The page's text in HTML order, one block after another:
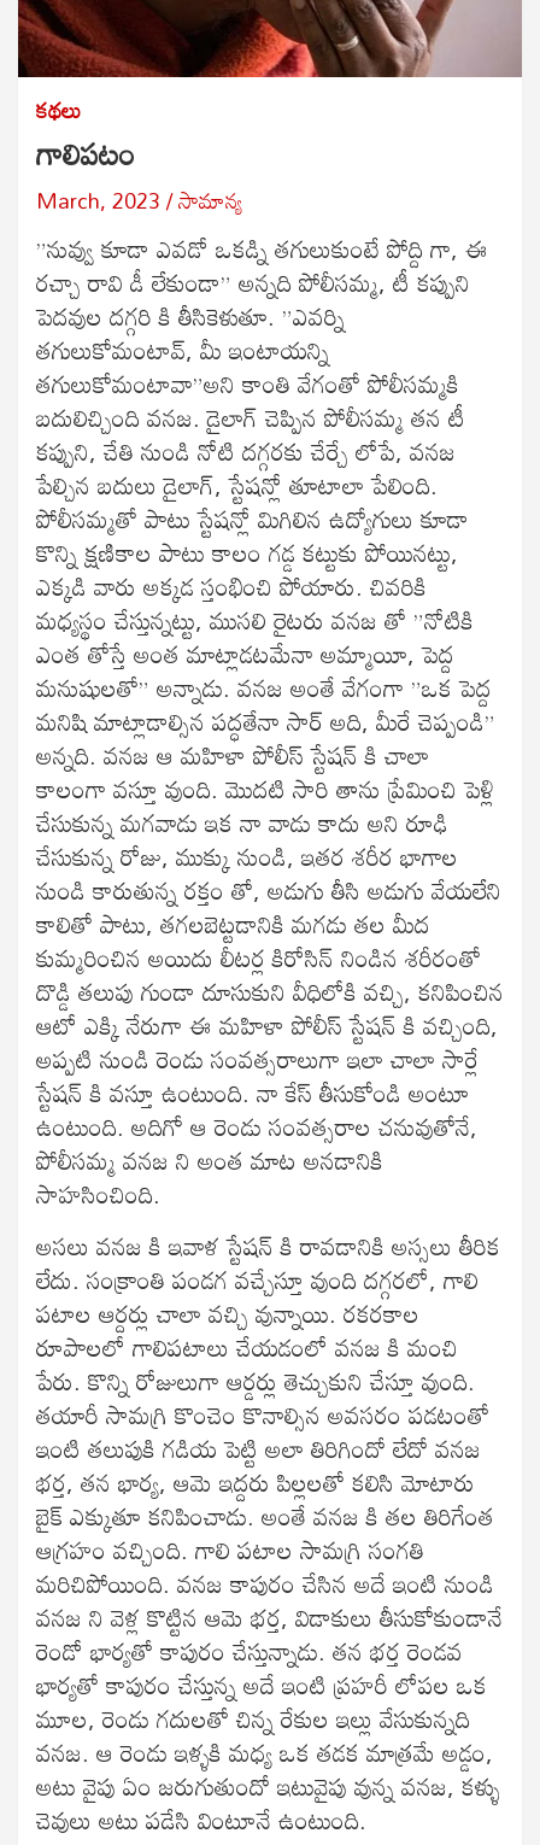
కథలు
గాలిపటం
March, 2023 సామాన్య
”నువ్వు కూడా ఎవడో ఒకడ్ని తగులుకుంటే పోద్ది గా, ఈ
రచ్చా రావి డీ లేకుండా” అన్నది పోలీసమ్మ, టీ కప్పుని
పెదవుల దగ్గరి కి తీసికెళుతూ. ”ఎవర్ని
తగులుకోమంటావ్, మీ ఇంటాయన్ని
తగులుకోమంటావా”అని కాంతి వేగంతో పోలీసమ్మకి
బదులిచ్చింది వనజ. డైలాగ్ చెప్పిన పోలీసమ్మ తన టీ
కప్పుని, చేతి నుండి నోటి దగ్గరకు చేర్చే లోపే, వనజ
పేల్చిన బదులు డైలాగ్, స్టేషన్లో తూటాలా పేలింది.
పోలీసమ్మతో పాటు స్టేషన్లో మిగిలిన ఉద్యోగులు కూడా
కొన్ని క్షణికాల పాటు కాలం గడ్డ కట్టుకు పోయినట్టు,
ఎక్కడి వారు అక్కడ స్తంభించి పోయారు. చివరికి
మధ్యస్థం చేస్తున్నట్టు, ముసలి రైటరు వనజ తో ”నోటికి
ఎంత తోస్తే అంత మాట్లాడటమేనా అమ్మాయీ, పెద్ద
మనుషులతో” అన్నాడు. వనజ అంతే వేగంగా ”ఒక పెద్ద
మనిషి మాట్లాడాల్సిన పద్ధతేనా సార్ అది, మీరే చెప్పండి”
అన్నది. వనజ ఆ మహిళా పోలీస్ స్టేషన్ కి చాలా
కాలంగా వస్తూ వుంది. మొదటి సారి తాను ప్రేమించి పెళ్లి
చేసుకున్న మగవాడు ఇక నా వాడు కాదు అని రూఢి
చేసుకున్న రోజు, ముక్కు నుండి, ఇతర శరీర భాగాల
నుండి కారుతున్న రక్తం తో, అడుగు తీసి అడుగు వేయలేని
కాలితో పాటు, తగలబెట్టడానికి మగడు తల మీద
కుమ్మరించిన అయిదు లీటర్ల కిరోసిన్ నిండిన శరీరంతో
దొడ్డి తలుపు గుండా దూసుకుని వీధిలోకి వచ్చి, కనిపించిన
ఆటో ఎక్కి నేరుగా ఈ మహిళా పోలీస్ స్టేషన్ కి వచ్చింది,
అప్పటి నుండి రెండు సంవత్సరాలుగా ఇలా చాలా సార్లే
స్టేషన్ కి వస్తూ ఉంటుంది. నా కేస్ తీసుకోండి అంటూ
ఉంటుంది. అదిగో ఆ రెండు సంవత్సరాల చనువుతోనే,
పోలీసమ్మ వనజ ని అంత మాట అనడానికి
సాహసించింది.
అసలు వనజ కి ఇవాళ స్టేషన్ కి రావడానికి అస్సలు తీరిక
లేదు. సంక్రాంతి పండగ వచ్చేస్తూ వుంది దగ్గరలో, గాలి
పటాల ఆర్దర్లు చాలా వచ్చి వున్నాయి. రకరకాల
రూపాలలో గాలిపటాలు చేయడంలో వనజ కి మంచి
పేరు. కొన్ని రోజులుగా ఆర్డర్లు తెచ్చుకుని చేస్తూ వుంది.
తయారీ సామగ్రి కొంచెం కొనాల్సిన అవసరం పడటంతో
ఇంటి తలుపుకి గడియ పెట్టి అలా తిరిగిందో లేదో వనజ
భర్త, తన భార్య, ఆమె ఇద్దరు పిల్లలతో కలిసి మోటారు
బైక్ ఎక్కుతూ కనిపించాడు. అంతే వనజ కి తల తిరిగేంత
ఆగ్రహం వచ్చింది. గాలి పటాల సామగ్రి సంగతి
మరిచిపోయింది. వనజ కాపురం చేసిన అదే ఇంటి నుండి
వనజ ని వెళ్ల కొట్టిన ఆమె భర్త, విడాకులు తీసుకోకుండానే
రెండో భార్యతో కాపురం చేస్తున్నాడు. తన భర్త రెండవ
భార్యతో కాపురం చేస్తున్న అదే ఇంటి ప్రహరీ లోపల ఒక
మూల, రెండు గదులతో చిన్న రేకుల ఇల్లు వేసుకున్నది
వనజ. ఆ రెండు ఇళ్ళకి మధ్య ఒక తడక మాత్రమే అడ్డం,
అటు వైపు ఏం జరుగుతుందో ఇటువైపు వున్న వనజ, కళ్ళు
చెవులు అటు పడేసి వింటూనే ఉంటుంది.